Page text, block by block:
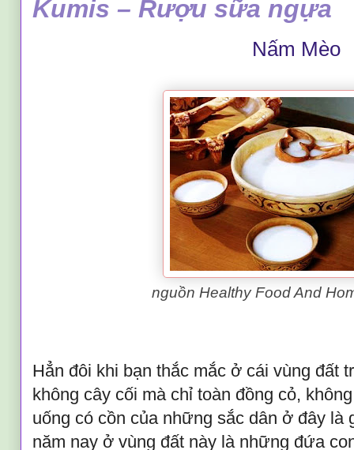
Kumis – Rượu sữa ngựa
Nấm Mèo
nguồn Healthy Food And
Hẳn đôi khi bạn thắc mắc ở cái vùng đất
không cây cối mà chỉ toàn đồng cỏ,
uống có cồn của những sắc dân ở đây
năm nay ở vùng đất này là những đứa